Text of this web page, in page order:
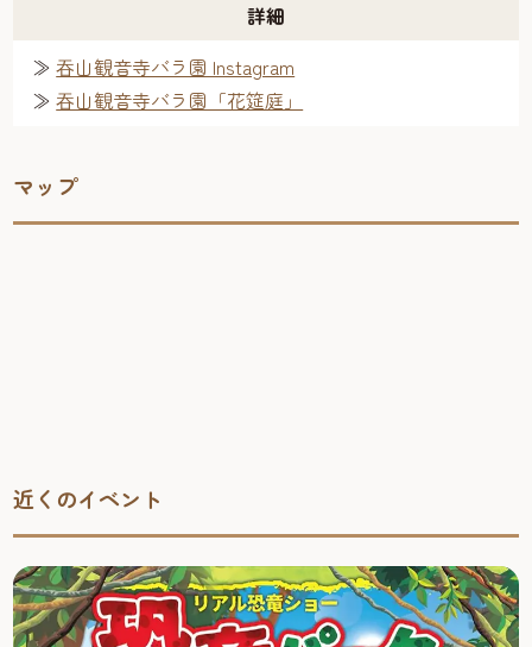
詳細
≫吞山観音寺バラ園 Instagram
≫吞山観音寺バラ園「花筵庭」
マップ
近くのイベント